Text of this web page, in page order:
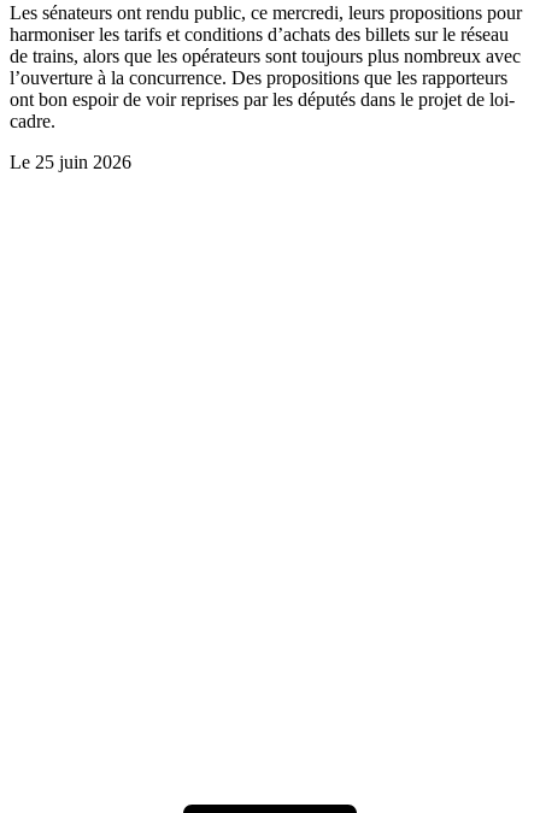
Les sénateurs ont rendu public, ce mercredi, leurs propositions pour
harmoniser les tarifs et conditions d’achats des billets sur le réseau
de trains, alors que les opérateurs sont toujours plus nombreux avec
l’ouverture à la concurrence. Des propositions que les rapporteurs
ont bon espoir de voir reprises par les députés dans le projet de loi-
cadre.
Le 25 juin 2026